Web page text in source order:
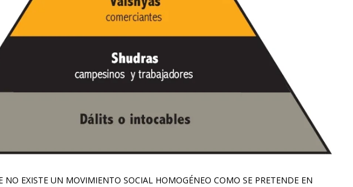
NO EXISTE UN MOVIMIENTO SOCIAL HOMOGÉNEO COMO SE PRETENDE EN